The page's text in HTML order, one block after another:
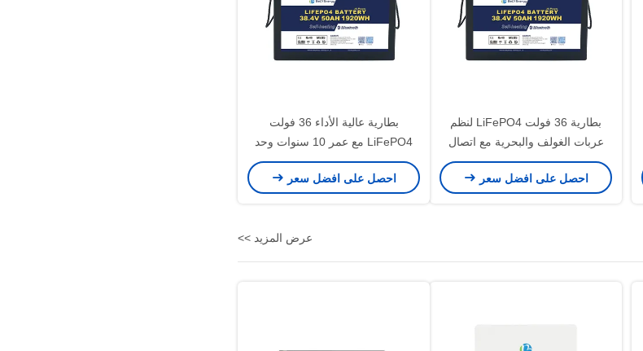
بطارية 36 فولت LiFePO4 لنظم
عربات الغولف والبحرية مع اتصال
N2K
احصل على افضل سعر
بطارية عالية الأداء 36 فولت
LiFePO4 مع عمر 10 سنوات وحد
أقصى لتفريغ التيار 50A
احصل على افضل سعر
عرض المزيد >>